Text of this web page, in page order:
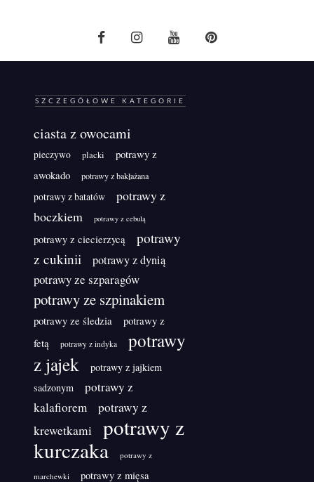
SZCZEGÓŁOWE KATEGORIE
ciasta z owocami
pieczywo placki
potrawy z
awokado
potrawy z bakłażana
potrawy z batatów
potrawy z
boczkiem
potrawy z cebulą
potrawy z ciecierzycą
potrawy
z cukinii
potrawy z dynią
potrawy ze szparagów
potrawy ze szpinakiem
potrawy ze śledzia
potrawy z
fetą
potrawy z indyka
potrawy
z jajek
potrawy z jajkiem
sadzonym
potrawy z
kalafiorem
potrawy z
krewetkami
potrawy z
kurczaka
potrawy z
marchewki
potrawy z mięsa